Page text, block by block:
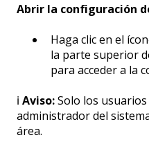
Abrir la configuración
Haga clic en el
la parte superior
para acceder a la
ℹ️ Aviso:Solo los
administrador del
área.